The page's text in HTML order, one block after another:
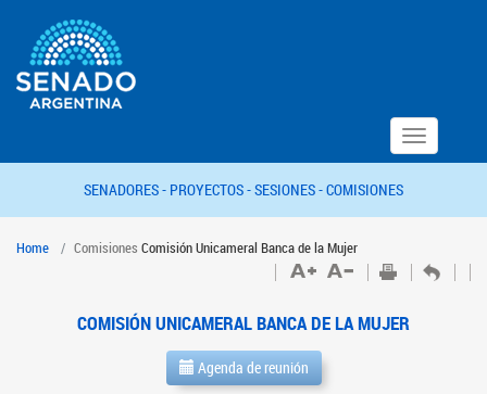
Toggle
navigation
SENADORES - PROYECTOS -SESIONES -COMISIONES
Home Comisiones Comisión Unicameral Banca de la Mujer
COMISIÓN UNICAMERAL BANCA DE LA MUJER
Agenda de reunión